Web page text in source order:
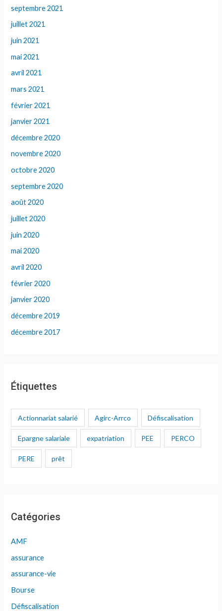
septembre 2021
juillet 2021
juin 2021
mai 2021
avril 2021
mars 2021
février 2021
janvier 2021
décembre 2020
novembre 2020
octobre 2020
septembre 2020
août 2020
juillet 2020
juin 2020
mai 2020
avril 2020
février 2020
janvier 2020
décembre 2019
décembre 2017
Étiquettes
Actionnariat salarié Agirc-Arrco Défiscalisation
Epargne salariale expatriation PEE PERCO
PERE prêt
Catégories
AMF
assurance
assurance-vie
Bourse
Défiscalisation